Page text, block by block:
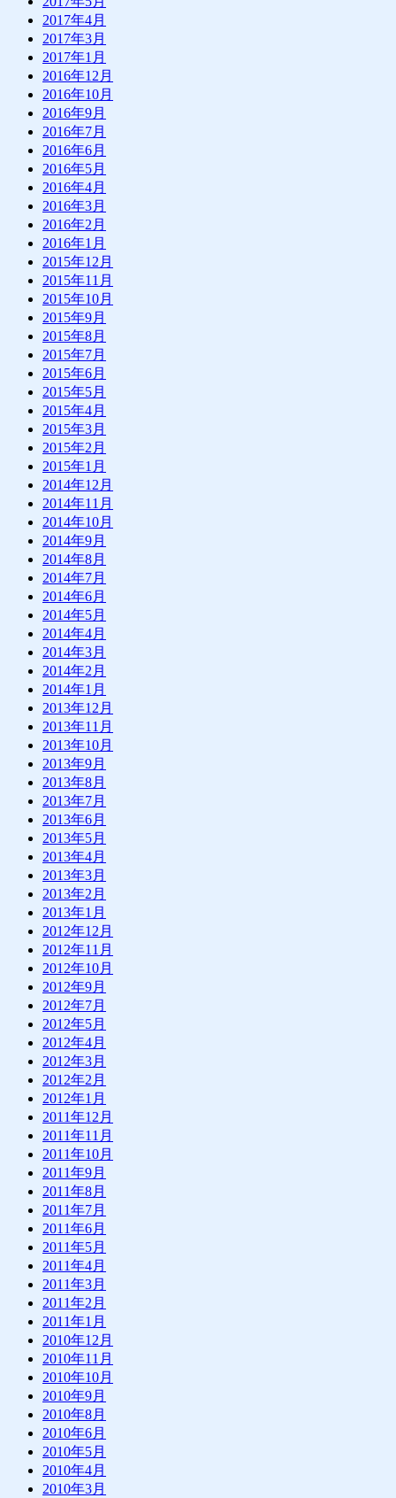
2017年4月
2017年3月
2017年1月
2016年12月
2016年10月
2016年9月
2016年7月
2016年6月
2016年5月
2016年4月
2016年3月
2016年2月
2016年1月
2015年12月
2015年11月
2015年10月
2015年9月
2015年8月
2015年7月
2015年6月
2015年5月
2015年4月
2015年3月
2015年2月
2015年1月
2014年12月
2014年11月
2014年10月
2014年9月
2014年8月
2014年7月
2014年6月
2014年5月
2014年4月
2014年3月
2014年2月
2014年1月
2013年12月
2013年11月
2013年10月
2013年9月
2013年8月
2013年7月
2013年6月
2013年5月
2013年4月
2013年3月
2013年2月
2013年1月
2012年12月
2012年11月
2012年10月
2012年9月
2012年7月
2012年5月
2012年4月
2012年3月
2012年2月
2012年1月
2011年12月
2011年11月
2011年10月
2011年9月
2011年8月
2011年7月
2011年6月
2011年5月
2011年4月
2011年3月
2011年2月
2011年1月
2010年12月
2010年11月
2010年10月
2010年9月
2010年8月
2010年6月
2010年5月
2010年4月
2010年3月